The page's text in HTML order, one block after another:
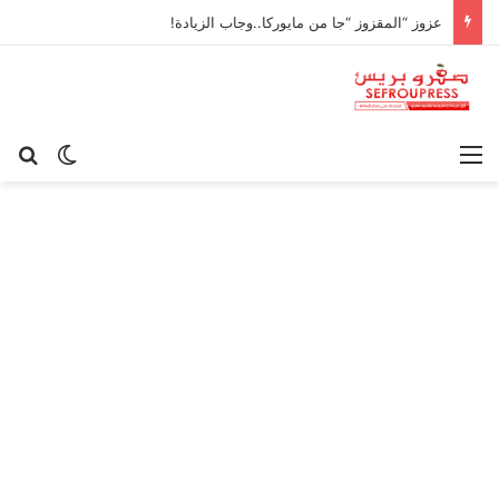
عزوز “المقزوز “جا من مايوركا..وجاب الزيادة!
الوضع القائمة